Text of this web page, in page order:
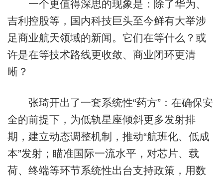
一个更值得深思的现象是：除了华为、
吉利控股等，国内科技巨头至今鲜有大举涉
足商业航天领域的新闻。它们在等什么？或
许是在等技术路线更收敛、商业闭环更清
晰？
张琦开出了一套系统性“药方”：在确保安
全的前提下，为低轨星座倾斜更多发射排
期，建立动态调整机制，推动“航班化、低成
本”发射；瞄准国际一流水平，对芯片、载
荷、终端等环节系统性出台支持政策，用数